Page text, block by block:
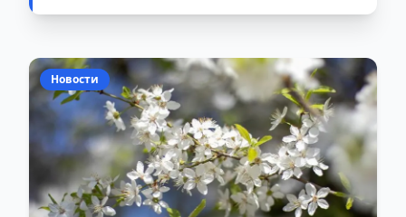
традиционно отмечается 3 июля.
Новости